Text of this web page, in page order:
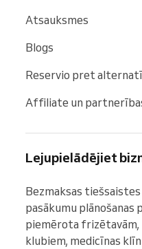
Atsauksmes
Blogs
Reservio pret
Affiliate un
Lejupielādējiet
Bezmaksas
pasākumu plānošanas
piemērota
klubiem, medicīnas